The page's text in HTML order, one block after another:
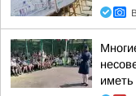
иметь